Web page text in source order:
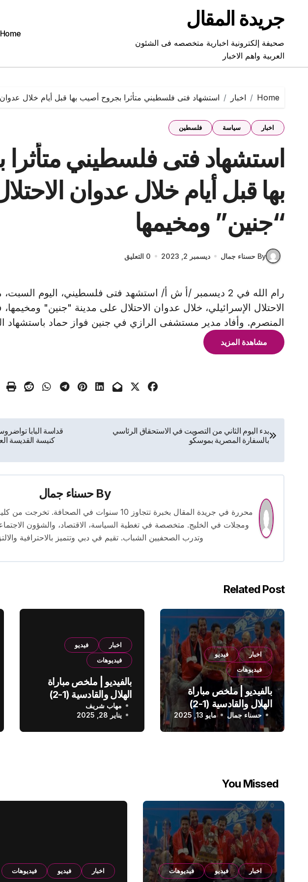
contentجريدة المقال
صحيفة إلكترونية اخبارية متخصصه فى الشئون
العربية واهم الاخبار
Home
Home اخبار استشهاد فتى فلسطيني متأثرا بجروح أصيب بها قبل أيام خلال
اخبار سياسة فلسطين
استشهاد فتى فلسطيني
بها قبل أيام خلال عدوان
“جنين” ومخيمها
By حسناء جمال ديسمبر 2, 2023 0 التعليق
رام الله في 2 ديسمبر /أ ش أ/ استشهد فتى فلسطيني، اليوم
الاحتلال الإسرائيلي، خلال عدوان الاحتلال على مدينة "جنين"
المنصرم. وأفاد مدير مستشفى الرازي في جنين فواز حماد باستشهاد
مشاهدة المزيد
تصفّح
المقالات
بدء اليوم الثاني من التصويت في الاستحقاق الرئاسي
بالسفارة المصرية بموسكو
قداسة البابا
كنيسة القديسة
By حسناء جمال
محررة في جريدة المقال بخبرة تتجاوز 10 سنوات في
ومجلات في الخليج. متخصصة في تغطية السياسة، الاقتصاد، والشؤون
وتدرب الصحفيين الشباب. تقيم في دبي وتتميز بالاحترافية
Related Post
اخبار
فيديو
فيديوهات
بالفيديو | ملخص مباراة
الهلال والقادسية (1-2)
الدوري السعودي
حسناء جمال مايو 13, 2025
اخبار
فيديو
فيديوهات
بالفيديو | ملخص مباراة
الهلال والقادسية (1-2)
الدوري السعودي
مهاب شريف
يناير 28, 2025
You Missed
اخبار فيديو فيديوهات اخبار فيديو فيديوهات